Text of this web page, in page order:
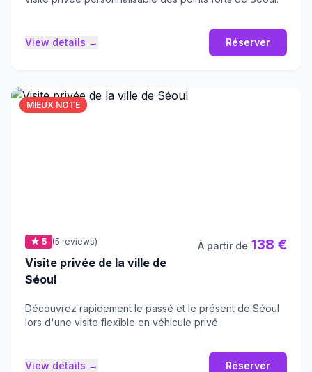
View details → Réserver
MIEUX NOTÉ
★ 5 (5 reviews)
Visite privée de la ville de
Séoul
À partir de 138 €
Découvrez rapidement le passé et le présent de Séoul
lors d'une visite flexible en véhicule privé.
View details → Réserver